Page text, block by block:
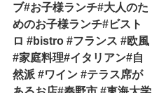
ブ#お子様ランチ#大人のた
めのお子様ランチ#ビスト
ロ #bistro #フランス #欧風
#家庭料理#イタリアン#自
然派 #ワイン #テラス席が